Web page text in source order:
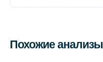
Похожие анализы